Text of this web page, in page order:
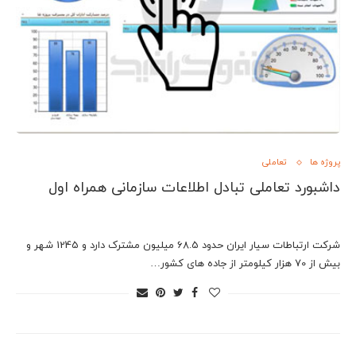
پروژه ها تعاملی
داشبورد تعاملی تبادل اطلاعات سازمانی همراه اول
شرکت ارتباطات سیار ایران حدود 68.5 میلیون مشترک دارد و 1245 شهر و
بیش از 70 هزار کیلومتر از جاده های کشور…